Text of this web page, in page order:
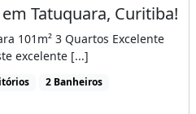
um de nossos
telefones de plantão.
De Andares: 2
Tatuquara, Curitiba!
101m² 3 Quartos Excelente
excelente [...]
2 Banheiros